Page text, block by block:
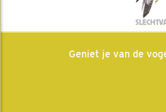
Geniet je van de